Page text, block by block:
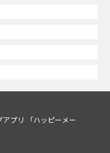
プリ 「ハッピーメー